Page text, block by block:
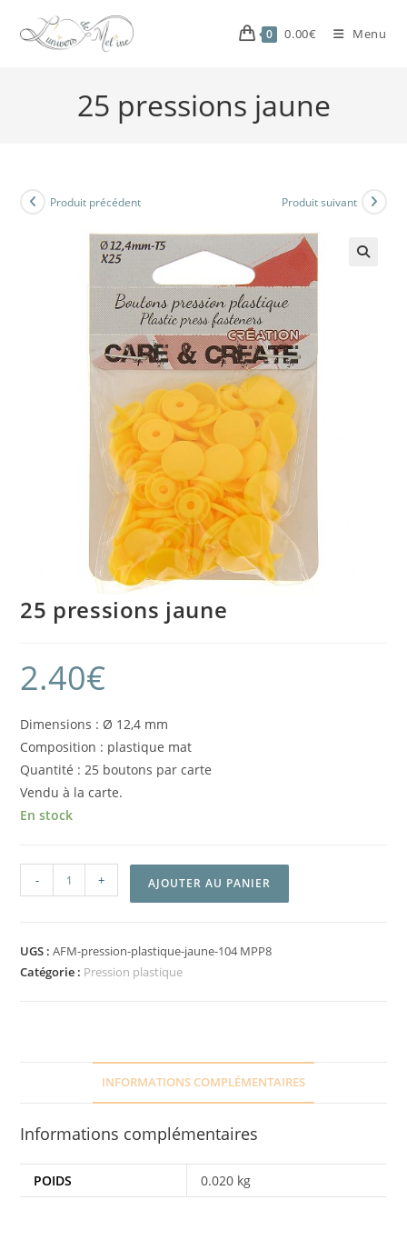
0 0.00€ Menu
25 pressions jaune
Produit précédent Produit suivant
25 pressions jaune
2.40€
Dimensions : Ø 12,4 mm
Composition : plastique mat
Quantité : 25 boutons par carte
Vendu à la carte.
En stock
- + AJOUTER AU PANIER
UGS :AFM-pression-plastique-jaune-104 MPP8
Catégorie : Pression plastique
INFORMATIONS COMPLÉMENTAIRES
Informations complémentaires
POIDS 0.020 kg